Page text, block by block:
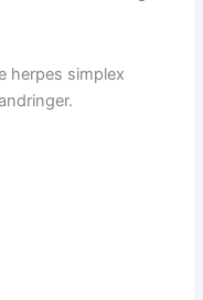
herpes simplex